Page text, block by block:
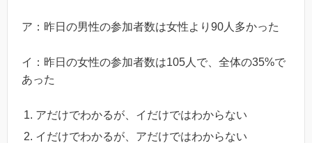
ア：昨日の男性の参加者数は女性より90人多かった
イ：昨日の女性の参加者数は105人で、全体の35%で
あった
アだけでわかるが、イだけではわからない
イだけでわかるが、アだけではわからない